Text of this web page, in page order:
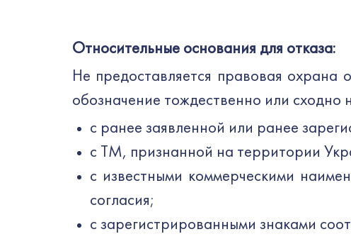
Относительные основания для отказа:
Не предоставляется правовая
обозначение тождественно или сходно
с ранее заявленной или ранее
с ТМ, признанной на территории
с известными коммерческими
согласия;
с зарегистрированными знаками